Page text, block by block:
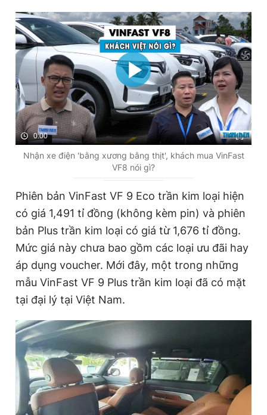
0:00
Nhận xe điện 'bằng xương bằng thịt', khách mua VinFast
VF8 nói gì?
Phiên bản VinFast VF 9 Eco trần kim loại hiện
có giá 1,491 tỉ đồng (không kèm pin) và phiên
bản Plus trần kim loại có giá từ 1,676 tỉ đồng.
Mức giá này chưa bao gồm các loại ưu đãi hay
áp dụng voucher. Mới đây, một trong những
mẫu VinFast VF 9 Plus trần kim loại đã có mặt
tại đại lý tại Việt Nam.